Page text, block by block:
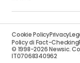
Cookie PolicyPrivacy
Policy di Fact-Checking
© 1998-2026 Newsic.
IT07068340962